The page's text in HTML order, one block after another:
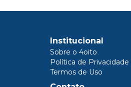
Institucional
Sobre o 4oito
Política de Privacidade
Termos de Uso